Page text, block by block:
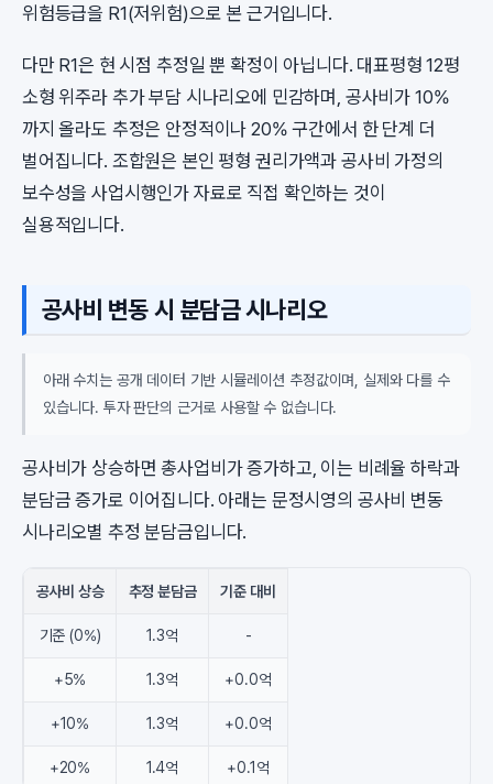
위험등급을 R1(저위험)으로 본 근거입니다.
다만 R1은 현 시점 추정일 뿐 확정이 아닙니다. 대표평형 12평
소형 위주라 추가 부담 시나리오에 민감하며, 공사비가 10%
까지 올라도 추정은 안정적이나 20% 구간에서 한 단계 더
벌어집니다. 조합원은 본인 평형 권리가액과 공사비 가정의
보수성을 사업시행인가 자료로 직접 확인하는 것이
실용적입니다.
공사비 변동 시 분담금 시나리오
아래 수치는 공개 데이터 기반 시뮬레이션 추정값이며, 실제와 다를 수
있습니다. 투자 판단의 근거로 사용할 수 없습니다.
공사비가 상승하면 총사업비가 증가하고, 이는 비례율 하락과
분담금 증가로 이어집니다. 아래는 문정시영의 공사비 변동
시나리오별 추정 분담금입니다.
공사비 상승 추정 분담금 기준 대비
기준 (0%) 1.3억 -
+5% 1.3억 +0.0억
+10% 1.3억 +0.0억
+20% 1.4억 +0.1억